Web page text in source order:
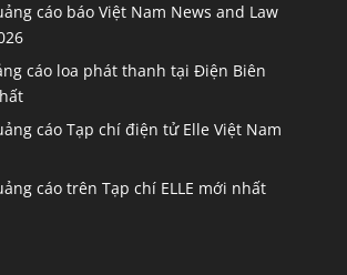
cáo báo Việt Nam News and Law
cáo loa phát thanh tại Điện Biên
cáo Tạp chí điện tử Elle Việt Nam
cáo trên Tạp chí ELLE mới nhất